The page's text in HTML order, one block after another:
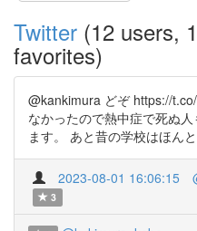
Twitter (12 users,
favorites)
@kankimura どぞ https://
なかったので熱中症で死ぬ
ます。 あと昔の学校はほん
2023-08-01 16:06:15
3